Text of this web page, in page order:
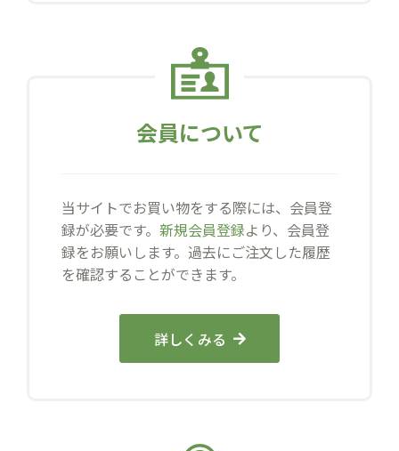
会員について
当サイトでお買い物をする際には、会員登
録が必要です。 新規会員登録より、会員登
録をお願いします。過去にご注文した履歴
を確認することができます。
詳しくみる